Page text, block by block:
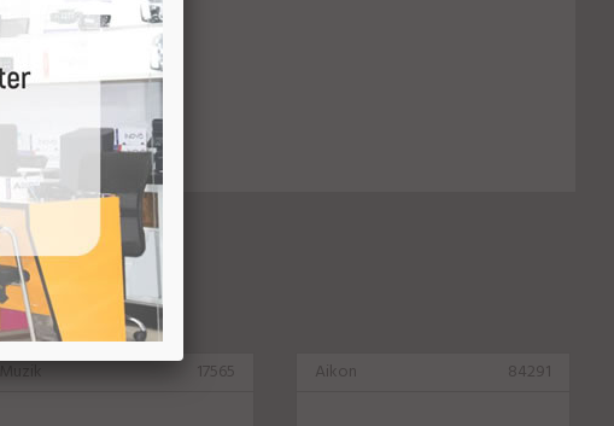
Muzik 17565 Aikon 84291